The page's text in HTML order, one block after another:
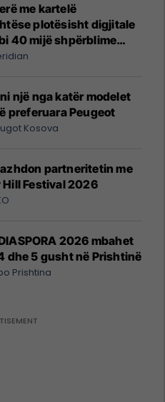
me kartelë
plotësisht digjitale
40 mijë shpërblime
një nga katër modelet
preferuara Peugeot
Kosova
partneritetin me
Hill Festival 2026
2026 mbahet
dhe 5 gusht në Prishtinë
Prishtina